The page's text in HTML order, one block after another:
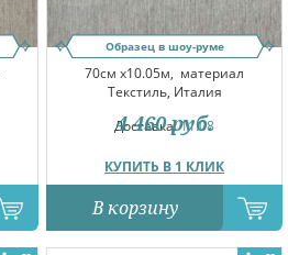
Образец в шоу-руме
70см x10.05м, материал
Текстиль, Италия
Доставка:11.08
КУПИТЬ В 1 КЛИК
4 460 руб.
В корзину